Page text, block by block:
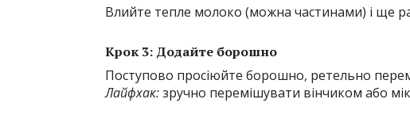
Влийте тепле молоко (можна частинами) і ще
Крок 3: Додайте борошно
Поступово просіюйте борошно, ретельно
Лайфхак:зручно перемішувати вінчиком або